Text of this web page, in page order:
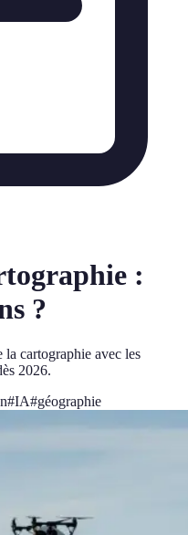
:
?
la cartographie avec les
2026.
#IA#géographie